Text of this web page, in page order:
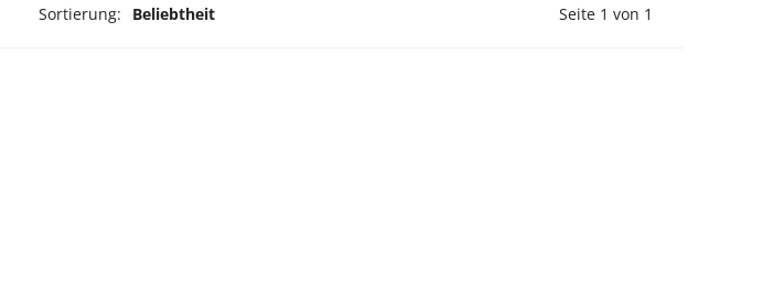
Sortierung: Beliebtheit Vorherige Seite
Seite 1 von 1